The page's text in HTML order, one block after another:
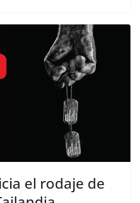
el rodaje de